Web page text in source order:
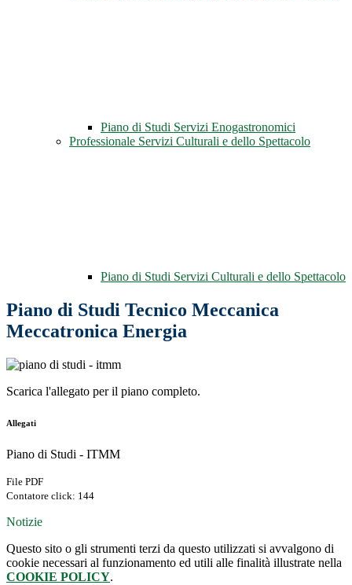
Piano di Studi Servizi Enogastronomici
Professionale Servizi Culturali e dello Spettacolo
Piano di Studi Servizi Culturali e dello Spettacolo
Piano di Studi Tecnico Meccanica
Meccatronica Energia
Scarica l'allegato per il piano completo.
Allegati
Piano di Studi - ITMM
File PDF
Contatore click: 144
Notizie
Questo sito o gli strumenti terzi da questo utilizzati si avvalgono di
cookie necessari al funzionamento ed utili alle finalità illustrate nella
COOKIE POLICY.